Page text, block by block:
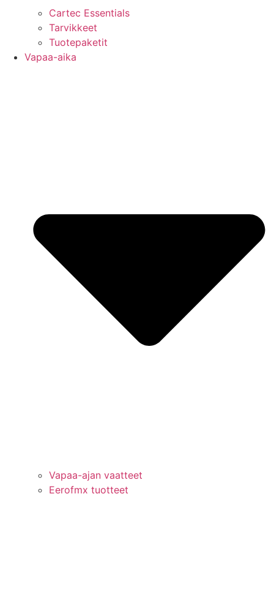
Cartec Essentials
Tarvikkeet
Tuotepaketit
Vapaa-aika
Vapaa-ajan vaatteet
Eerofmx tuotteet